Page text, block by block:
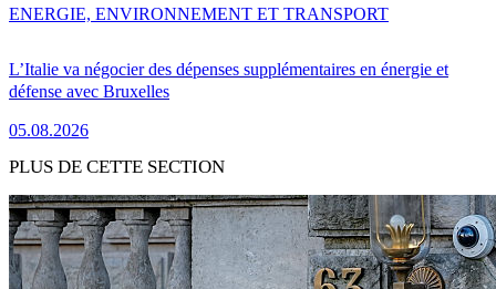
L’Italie va négocier des dépenses supplémentaires en énergie et
défense avec Bruxelles
05.08.2026
ENERGIE, ENVIRONNEMENT ET TRANSPORT
PLUS DE CETTE SECTION